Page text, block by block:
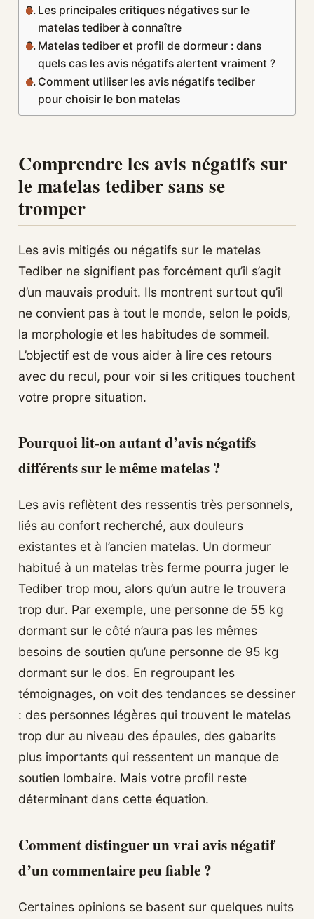
Les principales critiques négatives sur le
matelas tediber à connaître
Matelas tediber et profil de dormeur : dans
quels cas les avis négatifs alertent vraiment ?
Comment utiliser les avis négatifs tediber
pour choisir le bon matelas
Comprendre les avis négatifs sur
le matelas tediber sans se
tromper
Les avis mitigés ou négatifs sur le matelas
Tediber ne signifient pas forcément qu’il s’agit
d’un mauvais produit. Ils montrent surtout qu’il
ne convient pas à tout le monde, selon le poids,
la morphologie et les habitudes de sommeil.
L’objectif est de vous aider à lire ces retours
avec du recul, pour voir si les critiques touchent
votre propre situation.
Pourquoi lit-on autant d’avis négatifs
différents sur le même matelas ?
Les avis reflètent des ressentis très personnels,
liés au confort recherché, aux douleurs
existantes et à l’ancien matelas. Un dormeur
habitué à un matelas très ferme pourra juger le
Tediber trop mou, alors qu’un autre le trouvera
trop dur. Par exemple, une personne de 55 kg
dormant sur le côté n’aura pas les mêmes
besoins de soutien qu’une personne de 95 kg
dormant sur le dos. En regroupant les
témoignages, on voit des tendances se dessiner
: des personnes légères qui trouvent le matelas
trop dur au niveau des épaules, des gabarits
plus importants qui ressentent un manque de
soutien lombaire. Mais votre profil reste
déterminant dans cette équation.
Comment distinguer un vrai avis négatif
d’un commentaire peu fiable ?
Certaines opinions se basent sur quelques nuits